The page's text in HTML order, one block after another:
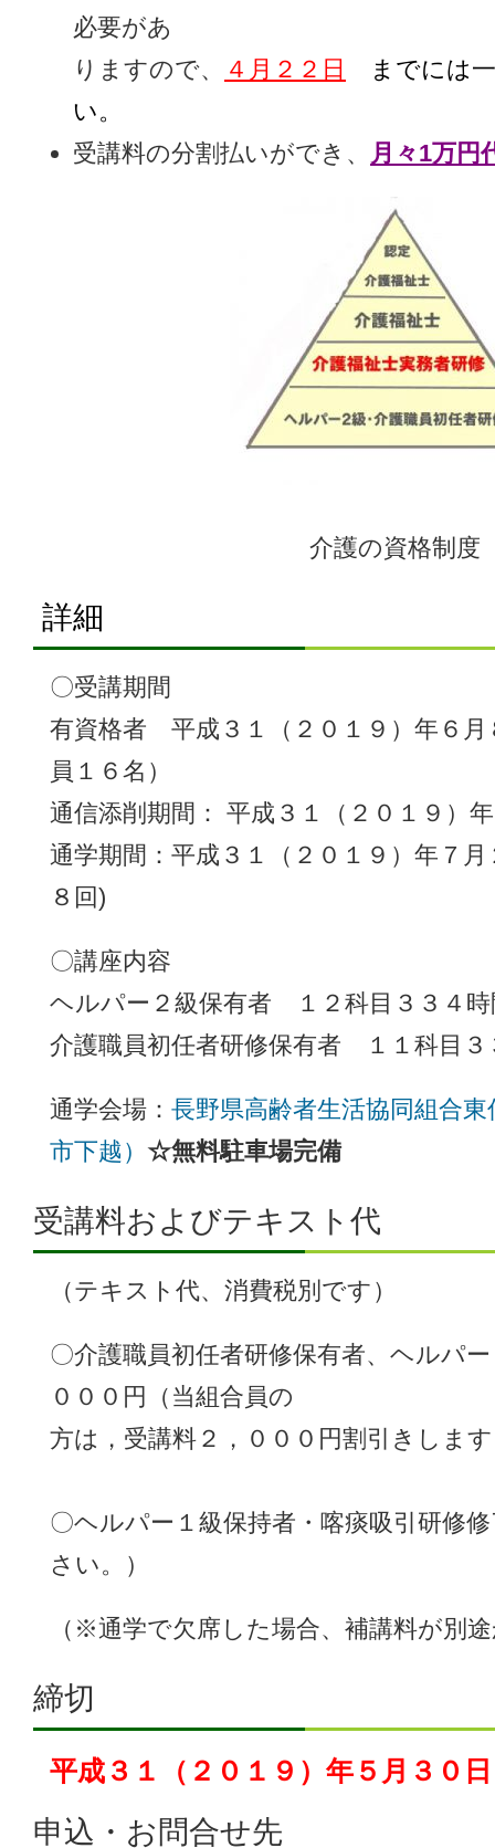
必要があ
りますので、
４月２２日
までには
い。
受講料の分割払いができ、
月々1万円
介護の資格制度
詳細
〇受講期間
有資格者 平成３１（２０１９）年６月
員１６名）
通信添削期間： 平成３１（２０１９）
通学期間：平成３１（２０１９）年７
８回)
〇講座内容
ヘルパー２級保有者 １２科目３３４時
介護職員初任者研修保有者 １１科目３
通学会場： 長野県高齢者生活協同組合
市下越） ☆無料駐車場完備
受講料およびテキスト代
（テキスト代、消費税別です）
〇介護職員初任者研修保有者、ヘル
０００円（当組合員の
方は，受講料２，０００円割引きしま
〇ヘルパー１級保持者・喀痰吸引研修
さい。）
（※通学で欠席した場合、補講料が別
締切
平成３１（２０１９）年５月３０
申込・お問合せ先